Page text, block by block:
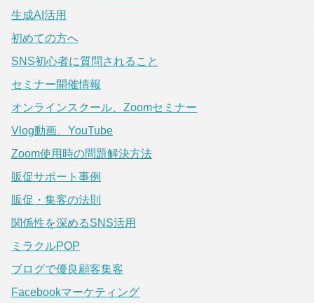
生成AI活用
初めての方へ
SNS初心者に質問されること
セミナー開催情報
オンラインスクール、Zoomセミナー
Vlog動画、YouTube
Zoom使用時の問題解決方法
販促サポート事例
販促・集客の法則
関係性を深めるSNS活用
ミラクルPOP
ブログで優良顧客集客
Facebookマーケティング